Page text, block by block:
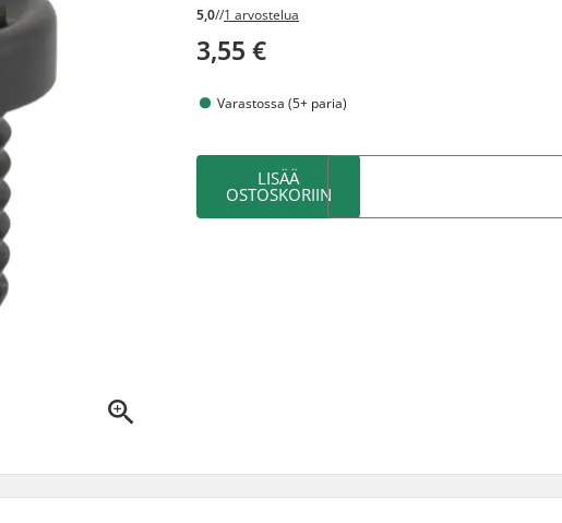
5,0//1 arvostelua
3,55 €
Varastossa (5+ paria)
LISÄÄ
OSTOSKORIIN